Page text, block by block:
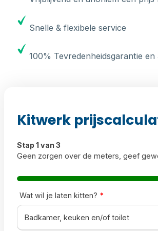
Snelle & flexibele service
100% Tevredenheidsgarantie
Kitwerk
Stap 1 van 3
Geen zorgen over de meters, geef
Wat wil je laten kitten? *